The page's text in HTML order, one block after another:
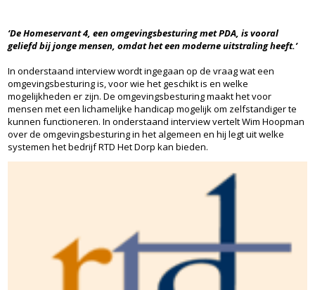
‘De Homeservant 4, een omgevingsbesturing met PDA, is vooral
geliefd bij jonge mensen, omdat het een moderne uitstraling heeft.’
In onderstaand interview wordt ingegaan op de vraag wat een
omgevingsbesturing is, voor wie het geschikt is en welke
mogelijkheden er zijn. De omgevingsbesturing maakt het voor
mensen met een lichamelijke handicap mogelijk om zelfstandiger te
kunnen functioneren. In onderstaand interview vertelt Wim Hoopman
over de omgevingsbesturing in het algemeen en hij legt uit welke
systemen het bedrijf RTD Het Dorp kan bieden.